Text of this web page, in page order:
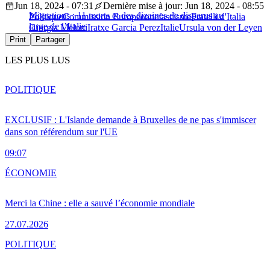
Migrations : 11 morts et des dizaines de disparus au
large de l’Italie
Jun 18, 2024 - 07:31
Dernière mise à jour: Jun 18, 2024 - 08:55
PolitiqueCommission EuropéennefascismeFratelli d'Italia
Giorgia MeloniIratxe Garcia PerezItalieUrsula von der Leyen
Print Partager
LES PLUS LUS
EXCLUSIF : L'Islande demande à Bruxelles de ne pas s'immiscer
dans son référendum sur l'UE
09:07
POLITIQUE
Merci la Chine : elle a sauvé l’économie mondiale
27.07.2026
ÉCONOMIE
POLITIQUE